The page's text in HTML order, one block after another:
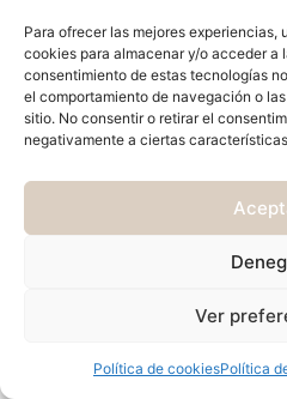
Para ofrecer las mejores
cookies para almacenar y/o acceder a
consentimiento de estas tecnologías
el comportamiento de navegación o
sitio. No consentir o retirar el
negativamente a ciertas
Ver
Política de cookiesPolítica
Viernes
AVISO
CONDICIONES
POLÍTICA DE